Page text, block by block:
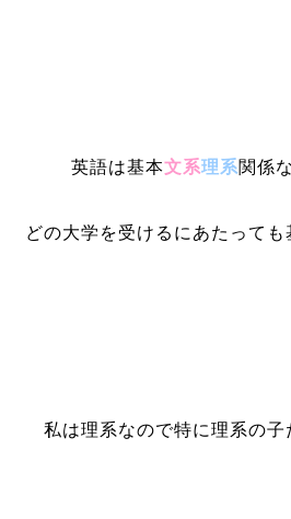
英語は基本文系理系関係
どの大学を受けるにあたっても
私は理系なので特に理系の子